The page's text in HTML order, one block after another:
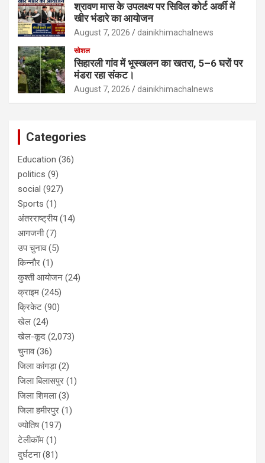
श्रावण मास के उपलक्ष्य पर सिविल कोर्ट अर्की में
खीर भंडारे का आयोजन
August 7, 2026 dainikhimachalnews
सोशल
सिहारली गांव में भूस्खलन का खतरा, 5–6 घरों पर
मंडरा रहा संकट।
August 7, 2026 dainikhimachalnews
Categories
Education (36)
politics (9)
social (927)
Sports (1)
अंतरराष्ट्रीय(14)
आगजनी(7)
उप चुनाव(5)
किन्नौर (1)
कुश्ती आयोजन (24)
क्राइम (245)
क्रिकेट (90)
खेल (24)
खेल-कूद (2,073)
चुनाव(36)
जिला कांगड़ा(2)
जिला बिलासपुर (1)
जिला शिमला(3)
जिला हमीरपुर (1)
ज्योतिष(197)
टेलीकॉम (1)
दुर्घटना(81)